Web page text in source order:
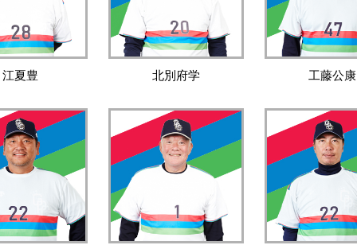
江夏豊 北別府学 工藤公康